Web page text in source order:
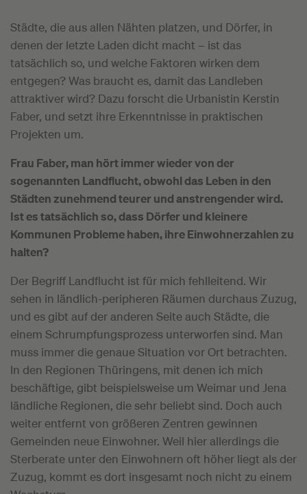
Städte, die aus allen Nähten platzen, und Dörfer, in
denen der letzte Laden dicht macht – ist das
tatsächlich so, und welche Faktoren wirken dem
entgegen? Was braucht es, damit das Landleben
attraktiver wird? Dazu forscht die Urbanistin Kerstin
Faber, und setzt ihre Erkenntnisse in praktischen
Projekten um.
Frau Faber, man hört immer wieder von der
sogenannten Landflucht, obwohl das Leben in den
Städten zunehmend teurer und anstrengender wird.
Ist es tatsächlich so, dass Dörfer und kleinere
Kommunen Probleme haben, ihre Einwohnerzahlen zu
halten?
Der Begriff Landflucht ist für mich fehlleitend. Wir
sehen in ländlich-peripheren Räumen durchaus Zuzug,
und es gibt auf der anderen Seite auch Städte, die
einem Schrumpfungsprozess unterworfen sind. Man
muss immer die genaue Situation vor Ort betrachten.
In den Regionen Thüringens, mit denen ich mich
beschäftige, gibt beispielsweise um Weimar und Jena
ländliche Regionen, die sehr beliebt sind. Doch auch
weiter entfernt von größeren Zentren gewinnen
Gemeinden neue Einwohner. Weil hier allerdings die
Sterberate unter den Einwohnern oft höher liegt als der
Zuzug, kommt es dort insgesamt noch nicht zu einem